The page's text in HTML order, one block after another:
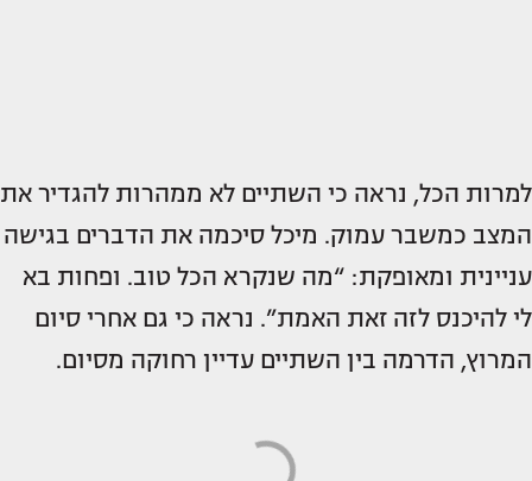
למרות הכל, נראה כי השתיים לא ממהרות להגדיר את
המצב כמשבר עמוק. מיכל סיכמה את הדברים בגישה
עניינית ומאופקת: “מה שנקרא הכל טוב. ופחות בא
לי להיכנס לזה זאת האמת”. נראה כי גם אחרי סיום
המרוץ, הדרמה בין השתיים עדיין רחוקה מסיום.